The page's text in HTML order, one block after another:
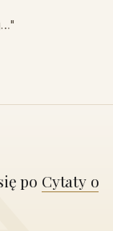
po Cytaty o